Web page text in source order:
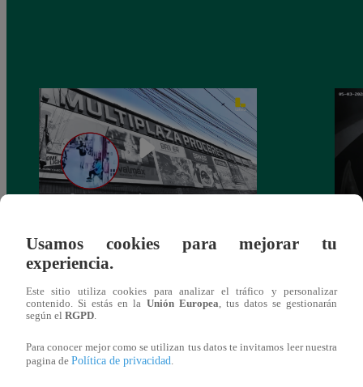
Asesinan a comerciante ferretero dentro de
galería en San Juan de Lurigancho
También te puede
Usamos cookies para mejorar tu
experiencia.
Este sitio utiliza cookies para analizar el tráfico y personalizar
contenido. Si estás en la Unión Europea, tus datos se gestionarán
según el RGPD.
Para conocer mejor como se utilizan tus datos te invitamos leer nuestra
pagina de Política de privacidad.